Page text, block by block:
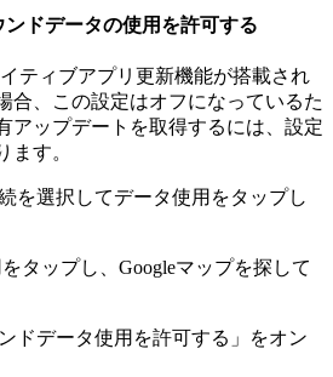
ドデータの使用を許可する
ティブアプリ更新機能が搭載され
合、この設定はオフになっているた
アップデートを取得するには、設定
ます。
を選択してデータ使用をタップし
タップし、Googleマップを探して
ドデータ使用を許可する」をオン